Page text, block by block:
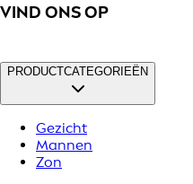
VIND ONS OP
PRODUCTCATEGORIEËN
Gezicht
Mannen
Zon